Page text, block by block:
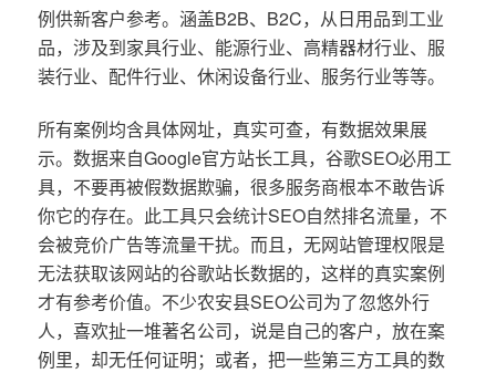
例供新客户参考。涵盖B2B、B2C，从日用品到工业
品，涉及到家具行业、能源行业、高精器材行业、服
装行业、配件行业、休闲设备行业、服务行业等等。
所有案例均含具体网址，真实可查，有数据效果展
示。数据来自Google官方站长工具，谷歌SEO必用工
具，不要再被假数据欺骗，很多服务商根本不敢告诉
你它的存在。此工具只会统计SEO自然排名流量，不
会被竞价广告等流量干扰。而且，无网站管理权限是
无法获取该网站的谷歌站长数据的，这样的真实案例
才有参考价值。不少农安县SEO公司为了忽悠外行
人，喜欢扯一堆著名公司，说是自己的客户，放在案
例里，却无任何证明；或者，把一些第三方工具的数